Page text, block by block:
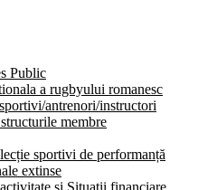
Public
a rugbyului romanesc
antrenori/instructori
membre
sportivi de performanță
extinse
și Situații financiare